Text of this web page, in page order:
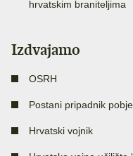
hrvatskim braniteljima
Izdvajamo
OSRH
Postani pripadnik
Hrvatski vojnik